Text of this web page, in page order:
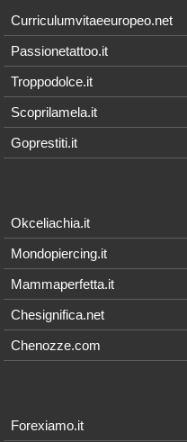
Curriculumvitaeeuropeo.net
Passionetattoo.it
Troppodolce.it
Scoprilamela.it
Goprestiti.it
Okceliachia.it
Mondopiercing.it
Mammaperfetta.it
Chesignifica.net
Chenozze.com
Forexiamo.it